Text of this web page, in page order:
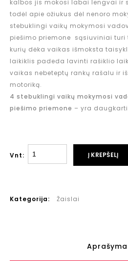
kalbos jis mokosi labai lengvai ir
todėl apie ožiukus dėl nenoro
stebuklingi vaikų mokymosi
piešimo priemone sąsiuviniai turi
kurių dėka vaikas išmoksta
laikiklis padeda lavinti rašiklio
vaikas nebeteptų rankų rašalu ir
motoriką.
4 stebuklingi vaikų mokymosi
piešimo priemone – yra
Vnt: Į KREPŠELĮ
Kategorija: Žaislai